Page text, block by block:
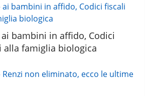
bambini in affido, Codici
alla famiglia biologica